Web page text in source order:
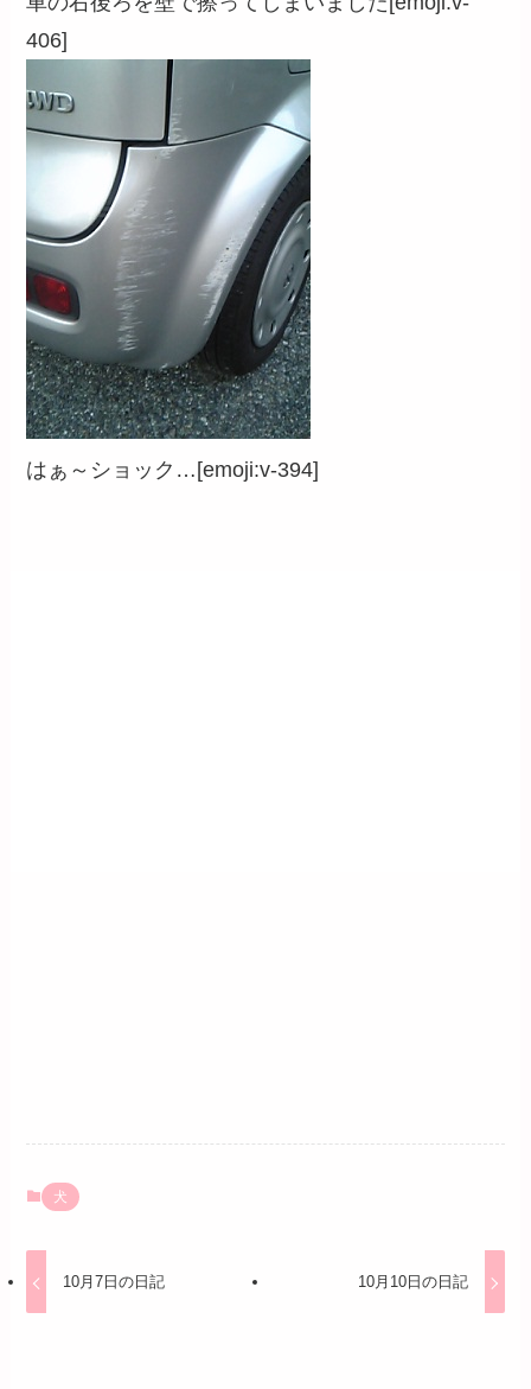
406]
はぁ～ショック…[emoji:v-394]
犬
10月7日の日記 10月10日の日記